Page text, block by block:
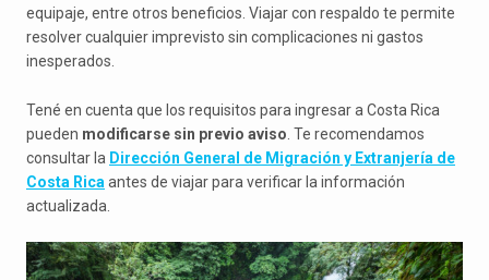
equipaje, entre otros beneficios. Viajar con respaldo te permite
resolver cualquier imprevisto sin complicaciones ni gastos
inesperados.
Tené en cuenta que los requisitos para ingresar a Costa Rica
pueden modificarse sin previo aviso . Te recomendamos
consultar la Dirección General de Migración y Extranjería de
Costa Rica antes de viajar para verificar la información
actualizada.